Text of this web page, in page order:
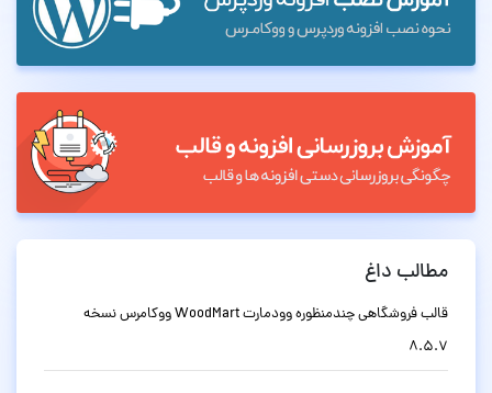
مطالب داغ
قالب فروشگاهی چندمنظوره وودمارت WoodMart ووکامرس نسخه
8.5.7